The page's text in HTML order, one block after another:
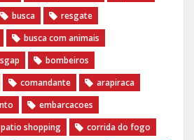
busca
resgate
busca com animais
sgap
bombeiros
comandante
arapiraca
embarcacoes
patio shopping
corrida do fogo